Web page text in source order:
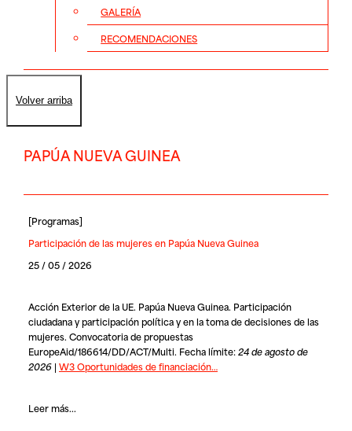
GALERÍA
RECOMENDACIONES
Volver arriba
PAPÚA NUEVA GUINEA
[Programas]
Participación de las mujeres en Papúa Nueva Guinea
25 / 05 / 2026
Acción Exterior de la UE. Papúa Nueva Guinea. Participación
ciudadana y participación política y en la toma de decisiones de las
mujeres. Convocatoria de propuestas
EuropeAid/186614/DD/ACT/Multi. Fecha límite:24 de agosto de
2026| W3 Oportunidades de financiación…
Leer más...